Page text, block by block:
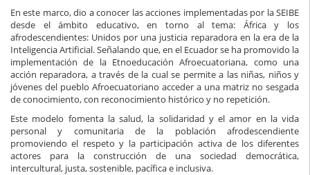
En este marco, dio a conocer las acciones implementadas por la SEIBE
desde el ámbito educativo, en torno al tema: África y los
afrodescendientes: Unidos por una justicia reparadora en la era de la
Inteligencia Artificial. Señalando que, en el Ecuador se ha promovido la
implementación de la Etnoeducación Afroecuatoriana, como una
acción reparadora, a través de la cual se permite a las niñas, niños y
jóvenes del pueblo Afroecuatoriano acceder a una matriz no sesgada
de conocimiento, con reconocimiento histórico y no repetición.
Este modelo fomenta la salud, la solidaridad y el amor en la vida
personal y comunitaria de la población afrodescendiente
promoviendo el respeto y la participación activa de los diferentes
actores para la construcción de una sociedad democrática,
intercultural, justa, sostenible, pacífica e inclusiva.